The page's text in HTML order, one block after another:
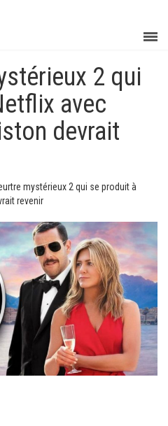
2 qui
avec
devrait
mystérieux 2 qui se produit à
revenir